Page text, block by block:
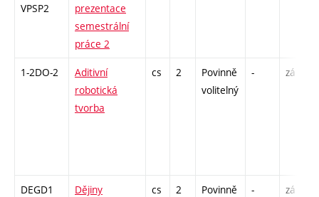
VPSP2
prezentace
semestrální
práce 2
1-2DO-2
Aditivní
robotická
tvorba
cs 2
Povinně
volitelný
- zá
DEGD1
Dějiny
cs 2
Povinně
- zá